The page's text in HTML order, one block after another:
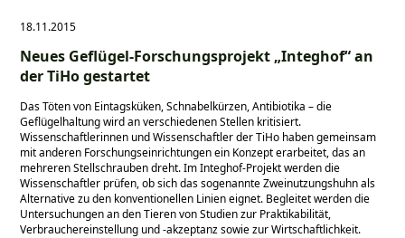
18.11.2015
Neues Geflügel-Forschungsprojekt „Integhof“ an
der TiHo gestartet
Das Töten von Eintagsküken, Schnabelkürzen, Antibiotika – die
Geflügelhaltung wird an verschiedenen Stellen kritisiert.
Wissenschaftlerinnen und Wissenschaftler der TiHo haben gemeinsam
mit anderen Forschungseinrichtungen ein Konzept erarbeitet, das an
mehreren Stellschrauben dreht. Im Integhof-Projekt werden die
Wissenschaftler prüfen, ob sich das sogenannte Zweinutzungshuhn als
Alternative zu den konventionellen Linien eignet. Begleitet werden die
Untersuchungen an den Tieren von Studien zur Praktikabilität,
Verbrauchereinstellung und -akzeptanz sowie zur Wirtschaftlichkeit.